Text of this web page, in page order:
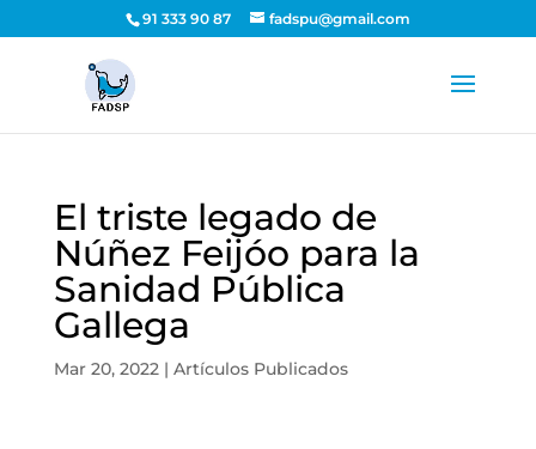
91 333 90 87 fadspu@gmail.com
El triste legado de
Núñez Feijóo para la
Sanidad Pública
Gallega
Mar 20, 2022| Artículos Publicados